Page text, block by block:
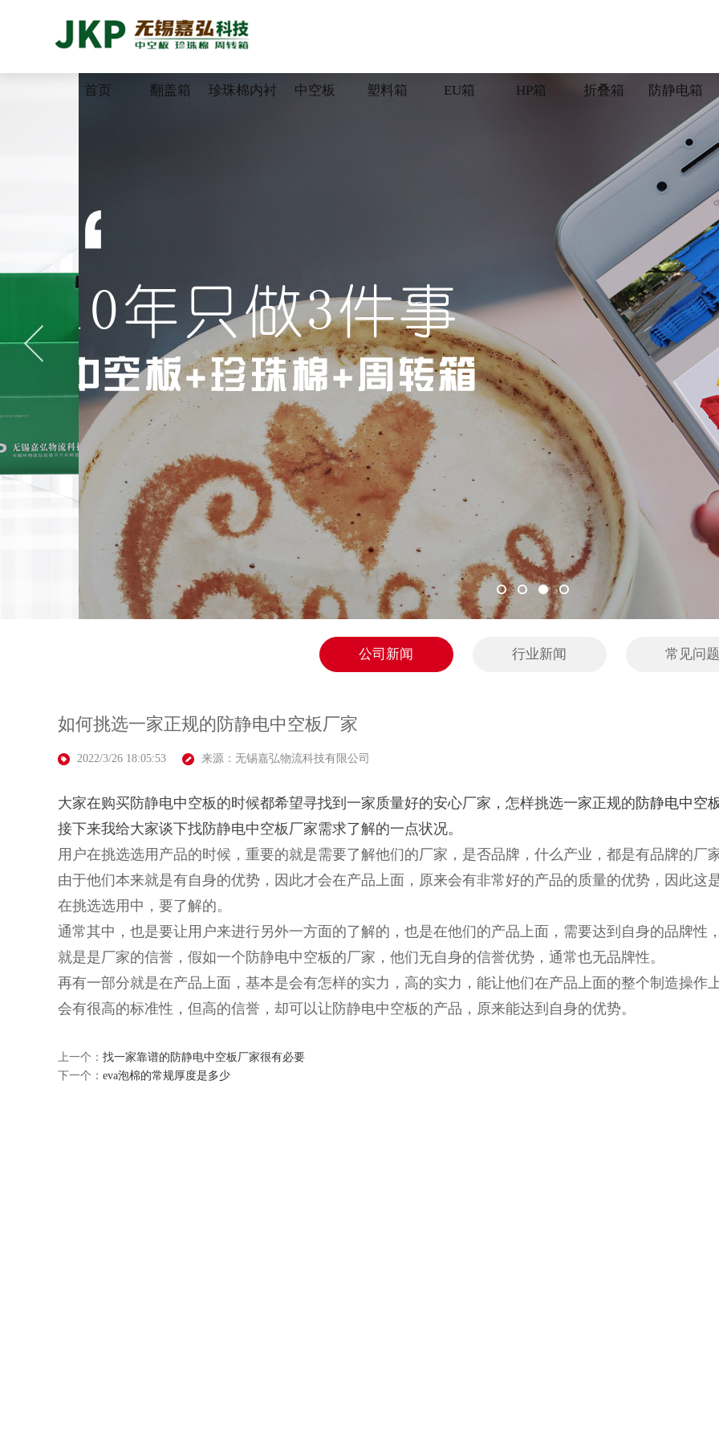
首页 翻盖箱 珍珠棉内衬 中空板 塑料箱 EU箱 HP箱 折叠箱 防静电箱
公司新闻 行业新闻 常见问题
如何挑选一家正规的防静电中空板厂家
2022/3/26 18:05:53 来源：无锡嘉弘物流科技有限公司
大家在购买防静电中空板的时候都希望寻找到一家质量好的安心厂家，怎样挑选一家正规的 防静电中空
接下来我给大家谈下找防静电中空板厂家需求了解的一点状况。
用户在挑选选用产品的时候，重要的就是需要了解他们的厂家，是否品牌，什么产业，都是有品牌的厂
由于他们本来就是有自身的优势，因此才会在产品上面，原来会有非常好的产品的质量的优势，因此这
在挑选选用中，要了解的。
通常其中，也是要让用户来进行另外一方面的了解的，也是在他们的产品上面，需要达到自身的品牌性
就是是厂家的信誉，假如一个防静电中空板的厂家，他们无自身的信誉优势，通常也无品牌性。
再有一部分就是在产品上面，基本是会有怎样的实力，高的实力，能让他们在产品上面的整个制造操作
会有很高的标准性，但高的信誉，却可以让防静电中空板的产品，原来能达到自身的优势。
上一个： 找一家靠谱的防静电中空板厂家很有必要
下一个： eva泡棉的常规厚度是多少